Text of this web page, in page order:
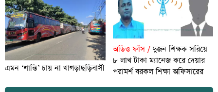
এমন ‘শান্তি’ চায় না খাগড়াছড়িবাসী
অডিও ফাঁস /দুজন শিক্ষক সরিয়ে
৮ লাখ টাকা ম্যানেজ করে দেয়ার
পরামর্শ বরকল শিক্ষা অফিসারের